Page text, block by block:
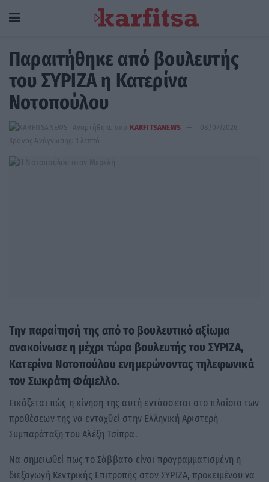
Παραιτήθηκε από βουλευτής
του ΣΥΡΙΖΑ η Κατερίνα
Νοτοπούλου
Αναρτήθηκε από KARFITSANEWS
08/07/2026
Χρόνος Ανάγνωσης: 1 λεπτό
Tην παραίτησή της από το βουλευτικό αξίωμα
ανακοίνωσε η μέχρι τώρα βουλευτής του ΣΥΡΙΖΑ,
Κατερίνα Νοτοπούλου ενημερώνοντας τηλεφωνικά
τον Σωκράτη Φάμελλο.
Εικάζεται πώς η κίνηση της αυτή εντάσσεται στο πλαίσιο των
προθέσεων της να ενταχθεί στην Ελληνική Αριστερή
Συμπαράταξη του Αλέξη Τσίπρα.
Να σημειωθεί πως το Σάββατο είναι προγραμματισμένη η
διεξαγωγή Κεντρικής Επιτροπής στον ΣΥΡΙΖΑ, προκειμένου να